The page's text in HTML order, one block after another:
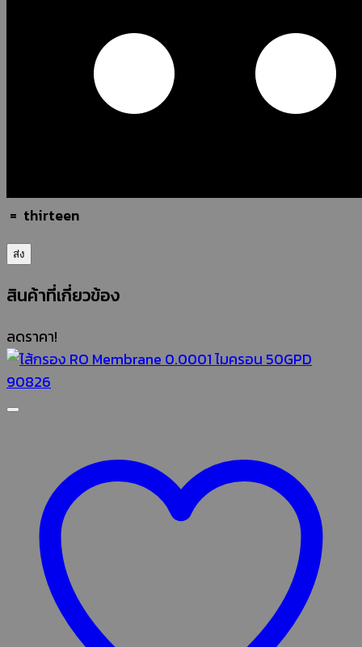
= thirteen
สินค้าที่เกี่ยวข้อง
ลดราคา!